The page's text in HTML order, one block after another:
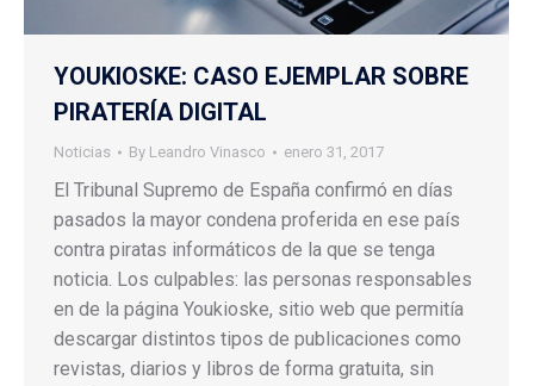
YOUKIOSKE: CASO EJEMPLAR SOBRE
PIRATERÍA DIGITAL
Noticias By Leandro Vinasco enero 31, 2017
El Tribunal Supremo de España confirmó en días
pasados la mayor condena proferida en ese país
contra piratas informáticos de la que se tenga
noticia. Los culpables: las personas responsables
en de la página Youkioske, sitio web que permitía
descargar distintos tipos de publicaciones como
revistas, diarios y libros de forma gratuita, sin